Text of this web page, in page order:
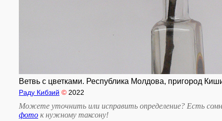
Ветвь с цветками. Республика Молдова, пригород
Раду Кибзий © 2022
Можете уточнить или исправить определение? Есть
фото к нужному таксону!